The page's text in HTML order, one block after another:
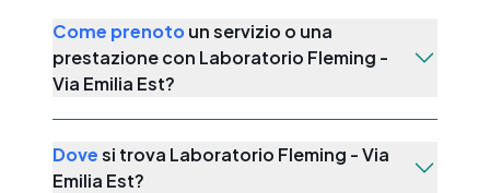
Come prenotoun servizio o una
prestazione con Laboratorio Fleming -
Via Emilia Est?
Dovesi trova Laboratorio Fleming - Via
Emilia Est?